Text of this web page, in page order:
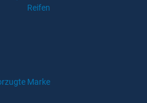
Reifen
Marke